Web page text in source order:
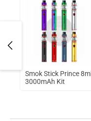
Smok Stick Prince 8ml
3000mAh Kit